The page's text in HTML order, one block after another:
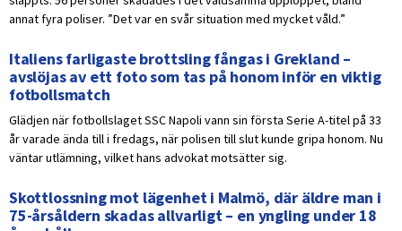
annat fyra poliser. ”Det var en svår situation med mycket våld.”
Italiens farligaste brottsling fångas i Grekland –
avslöjas av ett foto som tas på honom inför en viktig
fotbollsmatch
Glädjen när fotbollslaget SSC Napoli vann sin första Serie A-titel på 33
år varade ända till i fredags, när polisen till slut kunde gripa honom. Nu
väntar utlämning, vilket hans advokat motsätter sig.
Skottlossning mot lägenhet i Malmö, där äldre man i
75-årsåldern skadas allvarligt – en yngling under 18